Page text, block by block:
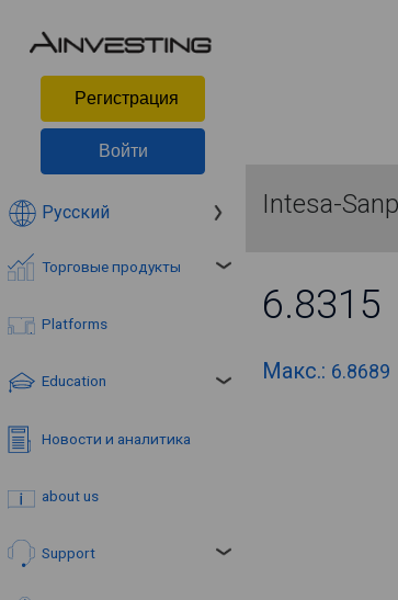
Pегистрация
Войти
Русский
Торговые продукты
Platforms
Education
Новости и аналитика
about us
Support
Intesa-
6.8315
Макс.: 6.8689